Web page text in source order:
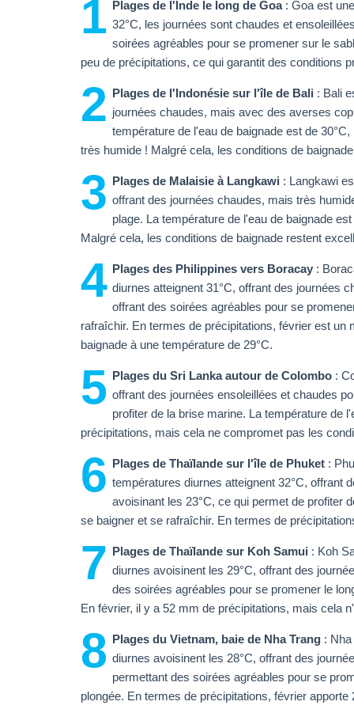
1 Plages de l'Inde le long de Goa: Goa est
32°C, les journées sont chaudes et
soirées agréables pour se promener sur le
peu de précipitations, ce qui garantit des conditions
2 Plages de l'Indonésie sur l'île de Bali : Bali
journées chaudes, mais avec des averses
température de l'eau de baignade est de
très humide ! Malgré cela, les conditions de
3 Plages de Malaisie à Langkawi : Langkawi
offrant des journées chaudes, mais très
plage. La température de l'eau de baignade
Malgré cela, les conditions de baignade restent
4 Plages des Philippines vers Boracay :
diurnes atteignent 31°C, offrant des journées
offrant des soirées agréables pour se
rafraîchir. En termes de précipitations, février est
baignade à une température de 29°C.
5 Plages du Sri Lanka autour de Colombo :
offrant des journées ensoleillées et chaudes
profiter de la brise marine. La température de
précipitations, mais cela ne compromet pas les
6 Plages de Thaïlande sur l'île de Phuket :
températures diurnes atteignent 32°C, offrant
avoisinant les 23°C, ce qui permet de profiter
se baigner et se rafraîchir. En termes de
7 Plages de Thaïlande sur Koh Samui : Koh
diurnes avoisinent les 29°C, offrant des
des soirées agréables pour se promener le
En février, il y a 52 mm de précipitations, mais cela
8 Plages du Vietnam, baie de Nha Trang :
diurnes avoisinent les 28°C, offrant des
permettant des soirées agréables pour se
plongée. En termes de précipitations, février